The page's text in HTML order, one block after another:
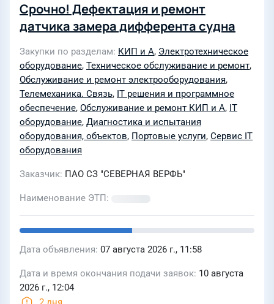
Срочно! Дефектация и ремонт
датчика замера дифферента судна
Закупки по разделам КИП и А, Электротехническое
оборудование, Техническое обслуживание и ремонт,
Обслуживание и ремонт электрооборудования,
Телемеханика. Связь, IT решения и программное
обеспечение, Обслуживание и ремонт КИП и А, IT
оборудование, Диагностика и испытания
оборудования, объектов, Портовые услуги, Сервис IT
оборудования
Заказчик ПАО СЗ "СЕВЕРНАЯ ВЕРФЬ"
Наименование ЭТП
Дата объявления 07 августа 2026 г., 11:58
Дата и время окончания подачи заявок 10 августа
2026 г., 12:04